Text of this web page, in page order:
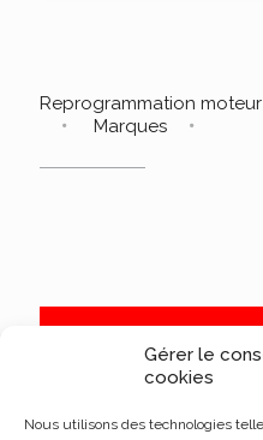
Gérer le
cookies
Nous utilisons des technologies
Reprogrammation moteur
Marques